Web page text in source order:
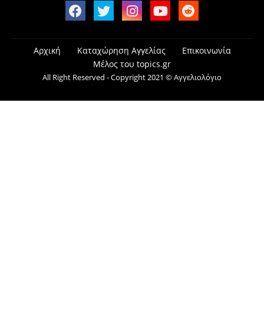
Αρχική Καταχώρηση Αγγελίας
Επικοινωνία
Μέλος του topics.gr
All Right Reserved - Copyright 2021 © Αγγελιολόγιο